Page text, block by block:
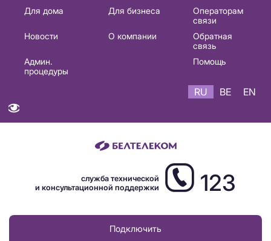
Основная
навигация
Для дома Для бизнеса
Операторам
связи
Новости
О компании
Обратная
связь
Админ.
процедуры
Помощь
RU BE EN
служба технической
и консультационной поддержки
123
Подключить